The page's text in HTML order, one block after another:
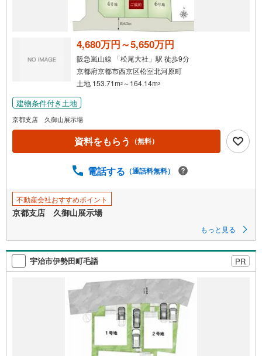
マ
イ
ペ
ジ
存
す
4,680万円～5,650万円
阪急嵐山線 「松尾大社」駅 徒歩9分
京都府京都市西京区松室北河原町
土地 153.71m2 ～164.14m2
建物条件付き土地
京都支店 久御山展示場
資料をもらう （無料）
電話する （通話料無料）
不動産会社おすすめポイント
京都支店 久御山展示場
もっと見る
宇治市伊勢田町毛語 PR